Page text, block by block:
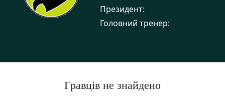
Президент:
Головний тренер:
Гравців не знайдено